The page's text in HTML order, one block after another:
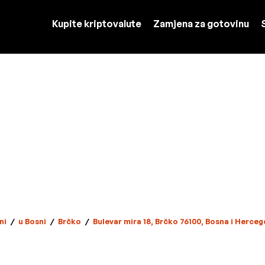
Kupite kriptovalute Zamjena za gotovinu
/ u Bosni / Brčko / Bulevar mira 18, Brčko 76100, Bosna i